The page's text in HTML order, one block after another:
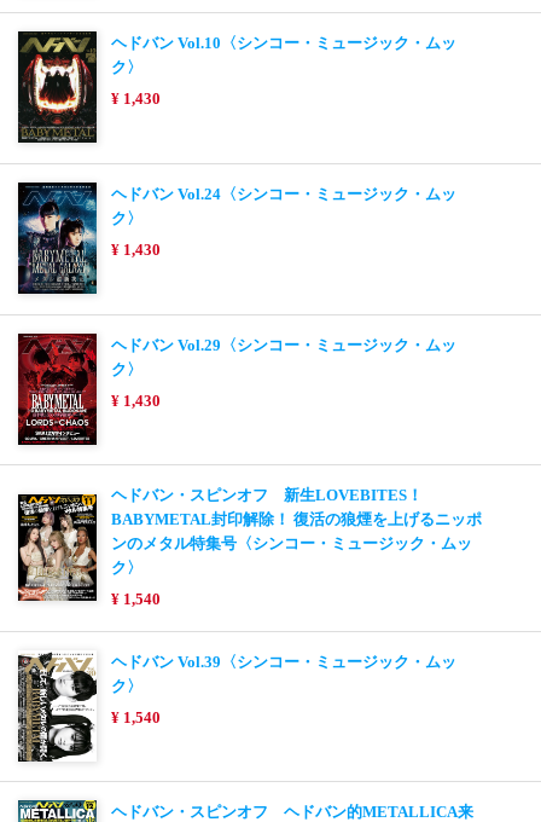
ヘドバン Vol.10〈シンコー・ミュージック・ムッ
ク〉
¥ 1,430
ヘドバン Vol.24〈シンコー・ミュージック・ムッ
ク〉
¥ 1,430
ヘドバン Vol.29〈シンコー・ミュージック・ムッ
ク〉
¥ 1,430
ヘドバン・スピンオフ 新生LOVEBITES！
BABYMETAL封印解除！ 復活の狼煙を上げるニッポ
ンのメタル特集号〈シンコー・ミュージック・ムッ
ク〉
¥ 1,540
ヘドバン Vol.39〈シンコー・ミュージック・ムッ
ク〉
¥ 1,540
ヘドバン・スピンオフ ヘドバン的METALLICA来